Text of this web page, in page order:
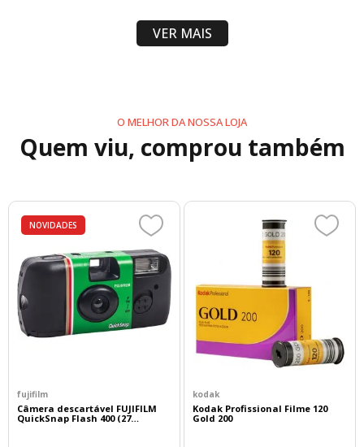
Lente compacta com zoom ultra grande
angular projetada para uso com câmeras sem
espelho Leica L-mount full frame.
mudanças suaves de exposição e vídeo com
qualidade profissional.
Otimizado para vídeo, um design óptico
avançado minimiza o desvio de foco ao alterar
ED (dispersão extrabaixa), um elemento
asférico, três elementos ED (dispersão
extrabaixa) e um elemento UHR (índice de
refração ultra alto).
Construção resistente a poeira e respingos
para uso em condições adversas, além de um
revestimento de flúor no elemento da lente
frontal para proteger contra poeira, sujeira e
manchas.
O diafragma arredondado de sete lâminas
contribui para uma qualidade de bokeh
VER MAIS
O MELHOR DA NOSSA LOJA
Quem viu, comprou também
NOVIDADES
fujifilm
Câmera descartável FUJIFILM
QuickSnap Flash 400 (27
kodak
Kodak Profissional Filme 120
Gold 200